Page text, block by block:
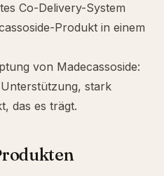
Co-Delivery-System
Produkt in einem
von Madecassoside:
stark
das es trägt.